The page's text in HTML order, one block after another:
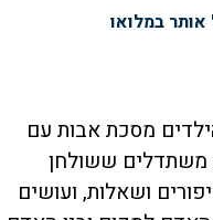
אותר במלואו
מסכת אבות עם
משתדלים ששולחן
ושאלות, ועושים